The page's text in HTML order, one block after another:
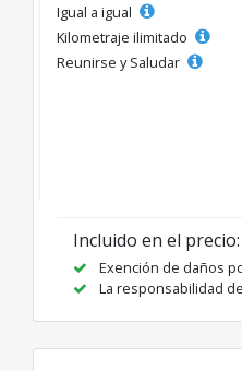
Igual a igual
Kilometraje ilimitado
Reunirse y Saludar
Incluido en el precio:
Exención de daños
La responsabilidad